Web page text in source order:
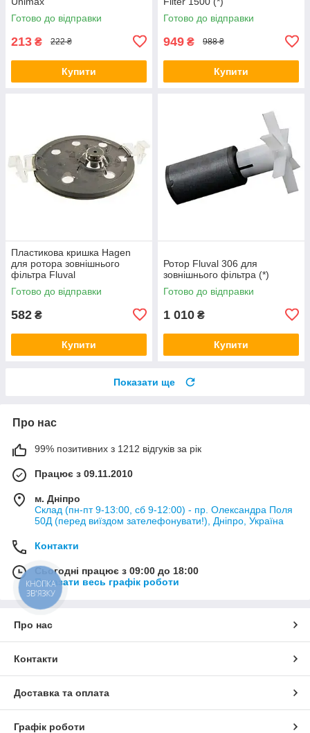
500/700/Turbo/Circulator (*)
Готово до відправки
213 ₴ 222 ₴
Купити
Готово до відправки
949 ₴ 988 ₴
Купити
Пластикова кришка Hagen
для ротора зовнішнього
фільтра Fluval
304/305/404/405 (*)
Готово до відправки
582 ₴
Купити
Ротор Fluval 306 для
зовнішнього фільтра (*)
Готово до відправки
1 010 ₴
Купити
Показати ще
Про нас
99% позитивних з 1212 відгуків за рік
Працює з 09.11.2010
м. Дніпро
Склад (пн-пт 9-13:00, сб 9-12:00) - пр. Олександра Поля
50Д (перед виїздом зателефонувати!), Дніпро, Україна
Контакти
Сьогодні працює з 09:00 до 18:00
Показати весь графік роботи
Про нас
Контакти
Доставка та оплата
Графік роботи
КНОПКА
ЗВ'ЯЗКУ